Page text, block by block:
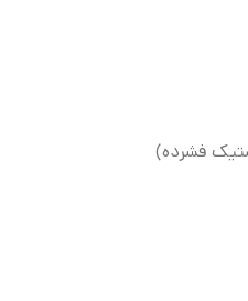
فشرده)